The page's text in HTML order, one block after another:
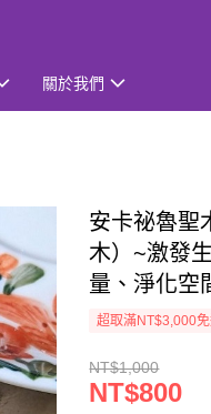
關於我們
安卡祕魯聖
木）~激發
量、淨化空
超取滿NT$3,000
NT$1,000
NT$800